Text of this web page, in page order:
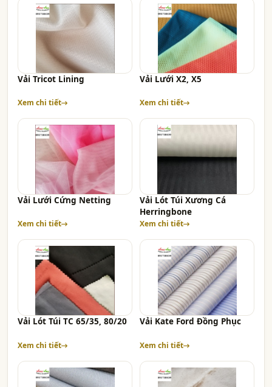
Vải Tricot Lining
Xem chi tiết
Vải Lưới X2, X5
Xem chi tiết
Vải Lưới Cứng Netting
Xem chi tiết
Vải Lót Túi Xương Cá
Herringbone
Xem chi tiết
Vải Lót Túi TC 65/35, 80/20
Xem chi tiết
Vải Kate Ford Đồng Phục
Xem chi tiết